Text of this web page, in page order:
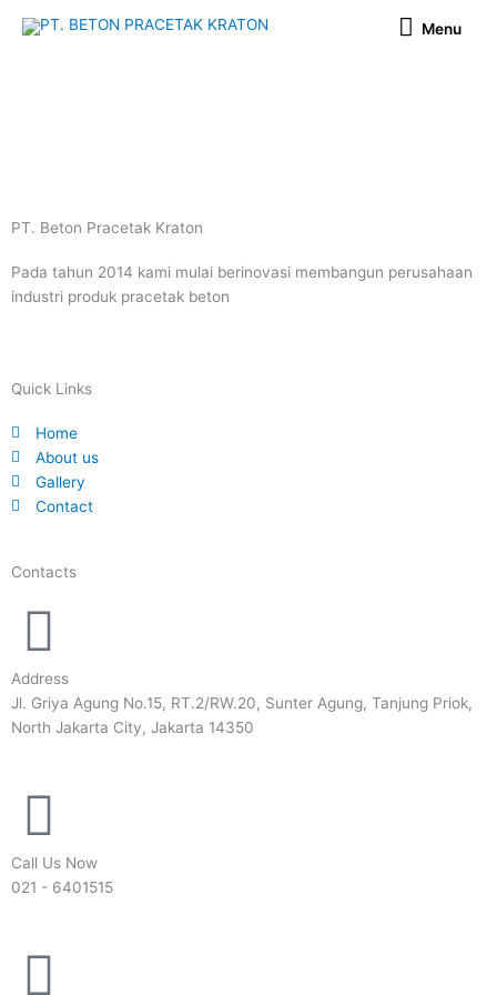
Menu
Menu
PT. Beton Pracetak Kraton
Pada tahun 2014 kami mulai berinovasi membangun perusahaan
industri produk pracetak beton
Quick Links
Home
About us
Gallery
Contact
Contacts
Address
Jl. Griya Agung No.15, RT.2/RW.20, Sunter Agung, Tanjung Priok,
North Jakarta City, Jakarta 14350
Call Us Now
021 - 6401515